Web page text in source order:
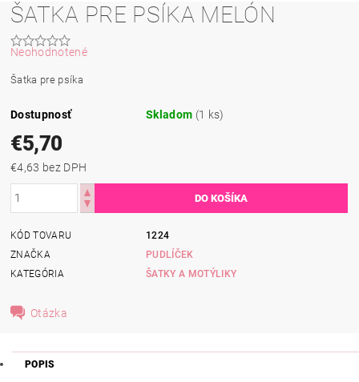
ŠATKA PRE PSÍKA MELÓN
Neohodnotené
Šatka pre psíka
Dostupnosť Skladom (1 ks)
€5,70
€4,63 bez DPH
KÓD TOVARU
1224
ZNAČKA
PUDLÍČEK
KATEGÓRIA
ŠATKY A MOTÝLIKY
Otázka
POPIS